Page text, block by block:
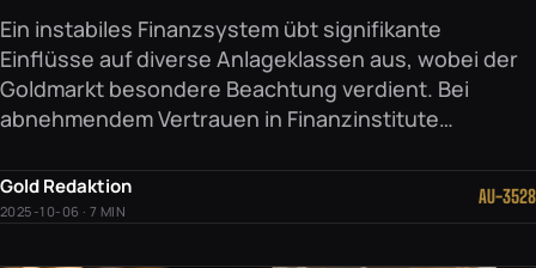
Ein instabiles Finanzsystem übt signifikante
Einflüsse auf diverse Anlageklassen aus, wobei der
Goldmarkt besondere Beachtung verdient. Bei
abnehmendem Vertrauen in Finanzinstitute…
Gold Redaktion
2025-10-06 · 7 MIN
AU-3528